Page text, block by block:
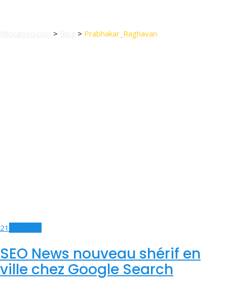
> > Prabhakar_Raghavan
21
SEO News nouveau shérif en
ville chez Google Search